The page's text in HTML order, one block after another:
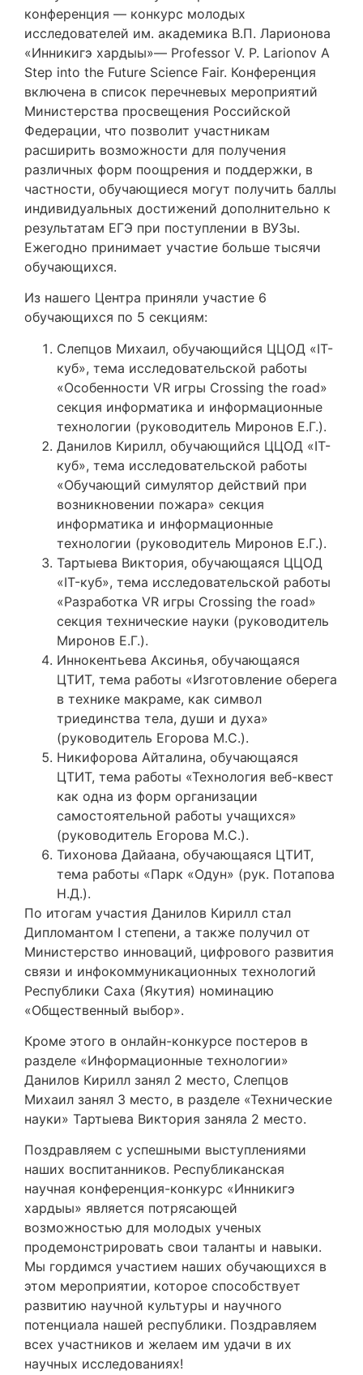
конференция — конкурс молодых
исследователей им. академика В.П. Ларионова
«Инникигэ хардыы»— Professor V. P. Larionov A
Step into the Future Science Fair. Конференция
включена в список перечневых мероприятий
Министерства просвещения Российской
Федерации, что позволит участникам
расширить возможности для получения
различных форм поощрения и поддержки, в
частности, обучающиеся могут получить баллы
индивидуальных достижений дополнительно к
результатам ЕГЭ при поступлении в ВУЗы.
Ежегодно принимает участие больше тысячи
обучающихся.
Из нашего Центра приняли участие 6
обучающихся по 5 секциям:
Слепцов Михаил, обучающийся ЦЦОД «IT-
куб», тема исследовательской работы
«Особенности VR игры Crossing the road»
секция информатика и информационные
технологии (руководитель Миронов Е.Г.).
Данилов Кирилл, обучающийся ЦЦОД «IT-
куб», тема исследовательской работы
«Обучающий симулятор действий при
возникновении пожара» секция
информатика и информационные
технологии (руководитель Миронов Е.Г.).
Тартыева Виктория, обучающаяся ЦЦОД
«IT-куб», тема исследовательской работы
«Разработка VR игры Crossing the road»
секция технические науки (руководитель
Миронов Е.Г.).
Иннокентьева Аксинья, обучающаяся
ЦТИТ, тема работы «Изготовление оберега
в технике макраме, как символ
триединства тела, души и духа»
(руководитель Егорова М.С.).
Никифорова Айталина, обучающаяся
ЦТИТ, тема работы «Технология веб-квест
как одна из форм организации
самостоятельной работы учащихся»
(руководитель Егорова М.С.).
Тихонова Дайаана, обучающаяся ЦТИТ,
тема работы «Парк «Одун» (рук. Потапова
Н.Д.).
По итогам участия Данилов Кирилл стал
Дипломантом I степени, а также получил от
Министерство инноваций, цифрового развития
связи и инфокоммуникационных технологий
Республики Саха (Якутия) номинацию
«Общественный выбор».
Кроме этого в онлайн-конкурсе постеров в
разделе «Информационные технологии»
Данилов Кирилл занял 2 место, Слепцов
Михаил занял 3 место, в разделе «Технические
науки» Тартыева Виктория заняла 2 место.
Поздравляем с успешными выступлениями
наших воспитанников. Республиканская
научная конференция-конкурс «Инникигэ
хардыы» является потрясающей
возможностью для молодых ученых
продемонстрировать свои таланты и навыки.
Мы гордимся участием наших обучающихся в
этом мероприятии, которое способствует
развитию научной культуры и научного
потенциала нашей республики. Поздравляем
всех участников и желаем им удачи в их
научных исследованиях!